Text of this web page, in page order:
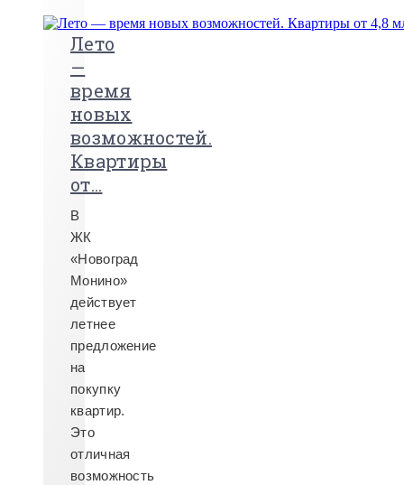
Лето
—
время
новых
возможностей.
Квартиры
от...
В
ЖК
«Новоград
Монино»
действует
летнее
предложение
на
покупку
квартир.
Это
отличная
возможность